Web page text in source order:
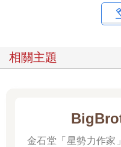
相關主題
金石堂「星勢力作家